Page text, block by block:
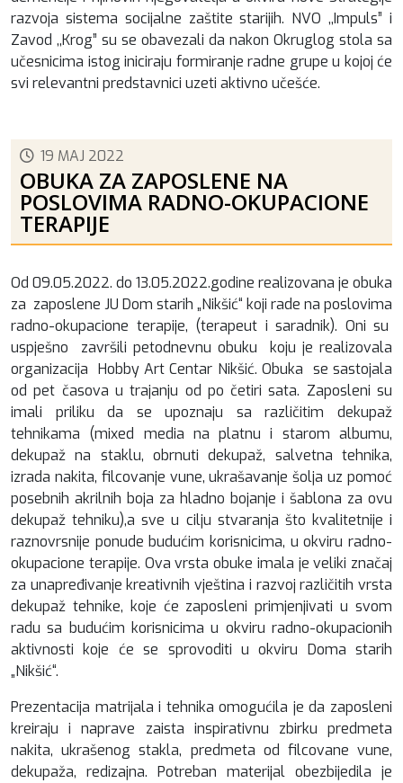
razvoja sistema socijalne zaštite starijih. NVO ,,Impuls” i
Zavod ,,Krog” su se obavezali da nakon Okruglog stola sa
učesnicima istog iniciraju formiranje radne grupe u kojoj će
svi relevantni predstavnici uzeti aktivno učešće.
19 MAJ 2022
OBUKA ZA ZAPOSLENE NA
POSLOVIMA RADNO-OKUPACIONE
TERAPIJE
Od 09.05.2022. do 13.05.2022.godine realizovana je obuka
za zaposlene JU Dom starih „Nikšić“ koji rade na poslovima
radno-okupacione terapije, (terapeut i saradnik). Oni su
uspješno završili petodnevnu obuku koju je realizovala
organizacija Hobby Art Centar Nikšić. Obuka se sastojala
od pet časova u trajanju od po četiri sata. Zaposleni su
imali priliku da se upoznaju sa različitim dekupaž
tehnikama (mixed media na platnu i starom albumu,
dekupaž na staklu, obrnuti dekupaž, salvetna tehnika,
izrada nakita, filcovanje vune, ukrašavanje šolja uz pomoć
posebnih akrilnih boja za hladno bojanje i šablona za ovu
dekupaž tehniku),a sve u cilju stvaranja što kvalitetnije i
raznovrsnije ponude budućim korisnicima, u okviru radno-
okupacione terapije. Ova vrsta obuke imala je veliki značaj
za unapređivanje kreativnih vještina i razvoj različitih vrsta
dekupaž tehnike, koje će zaposleni primjenjivati u svom
radu sa budućim korisnicima u okviru radno-okupacionih
aktivnosti koje će se sprovoditi u okviru Doma starih
„Nikšić“.
Prezentacija matrijala i tehnika omogućila je da zaposleni
kreiraju i naprave zaista inspirativnu zbirku predmeta
nakita, ukrašenog stakla, predmeta od filcovane vune,
dekupaža, redizajna. Potreban materijal obezbijedila je